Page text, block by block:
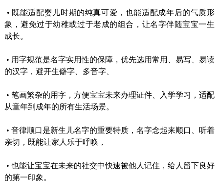
• 既能适配婴儿时期的纯真可爱，也能适配成年后的气质形
象，避免过于幼稚或过于老成的组合，让名字伴随宝宝一生
成长。
• 用字规范是名字实用性的保障，优先选用常用、易写、易读
的汉字，避开生僻字、多音字、
• 笔画繁杂的用字，方便宝宝未来办理证件、入学学习，适配
从童年到成年的所有生活场景。
• 音律顺口是新生儿名字的重要特质，名字念起来顺口、听着
亲切，既能让家人乐于呼唤，
• 也能让宝宝在未来的社交中快速被他人记住，给人留下良好
的第一印象。